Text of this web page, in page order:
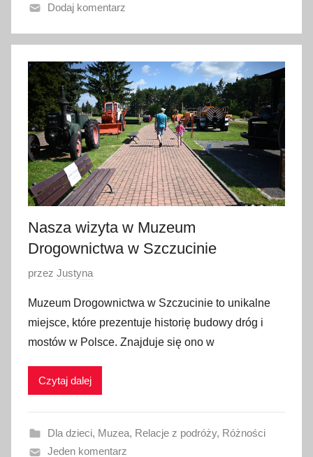
o
l
u
t
e
g
o
2
0
2
5
Dodaj komentarz
Nasza wizyta w Muzeum
Drogownictwa w Szczucinie
O
u
b
l
i
a
przez Justyna
Muzeum Drogownictwa w Szczucinie to unikalne
miejsce, które prezentuje historię budowy dróg i
mostów w Polsce. Znajduje się ono w
Czytaj dalej
Dla dzieci, Muzea, Relacje z podróży, Różności
Jeden komentarz